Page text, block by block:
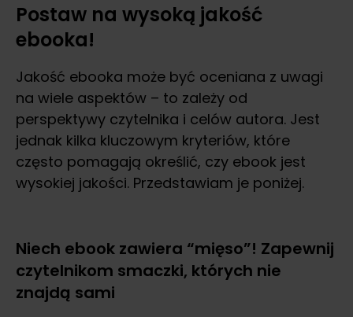
Postaw na wysoką jakość
ebooka!
Jakość ebooka może być oceniana z uwagi
na wiele aspektów – to zależy od
perspektywy czytelnika i celów autora. Jest
jednak kilka kluczowym kryteriów, które
często pomagają określić, czy ebook jest
wysokiej jakości. Przedstawiam je poniżej.
Niech ebook zawiera “mięso”! Zapewnij
czytelnikom smaczki, których nie
znajdą sami